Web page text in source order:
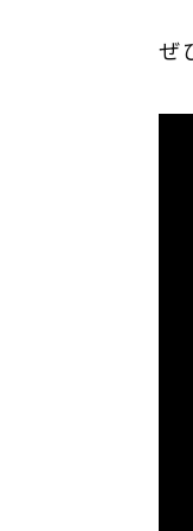
ぜ